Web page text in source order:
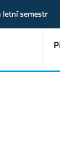
letní semestr